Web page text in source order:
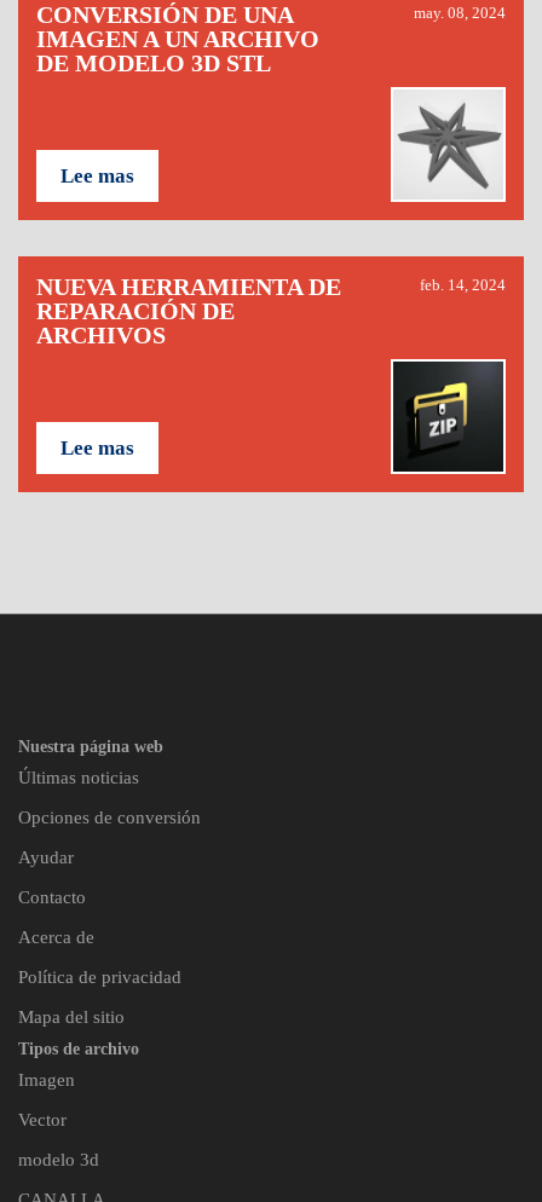
CONVERSIÓN DE UNA
IMAGEN A UN ARCHIVO
DE MODELO 3D STL
may. 08, 2024
Lee mas
NUEVA HERRAMIENTA DE
REPARACIÓN DE
ARCHIVOS
feb. 14, 2024
Lee mas
Nuestra página web
Últimas noticias
Opciones de conversión
Ayudar
Contacto
Acerca de
Política de privacidad
Mapa del sitio
Tipos de archivo
Imagen
Vector
modelo 3d